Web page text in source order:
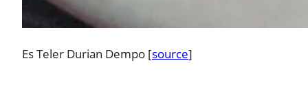
Es Teler Durian Dempo [source]